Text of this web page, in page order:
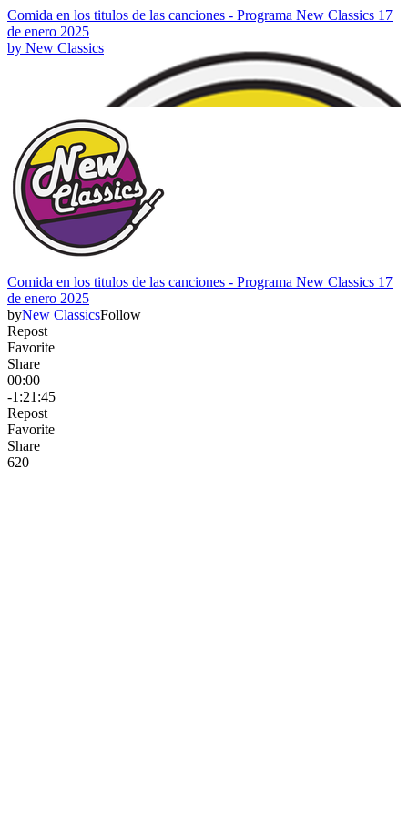
Comida en los titulos de las canciones - Programa New Classics 17
de enero 2025
by New Classics
Comida en los titulos de las canciones - Programa New Classics 17
de enero 2025
byNew ClassicsFollow
Repost
Favorite
Share
00:00
-1:21:45
Repost
Favorite
Share
620